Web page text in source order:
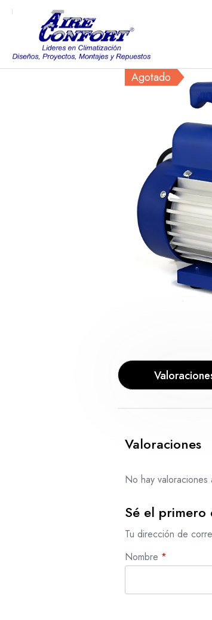
Agotado
Valoraciones
No hay valoraciones
Sé el primero
Tu dirección de
Nombre *